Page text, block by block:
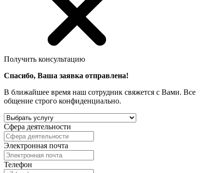
Получить консультацию
Спасибо, Ваша заявка отправлена!
В ближайшее время наш сотрудник свяжется с Вами. Все
общение строго конфиденциально.
Сфера деятельности
Электронная почта
Телефон